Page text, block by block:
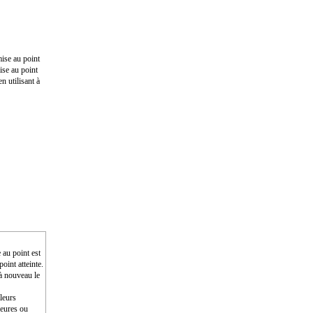
au point
au point
utilisant à
au point est
atteinte.
nouveau le
ou